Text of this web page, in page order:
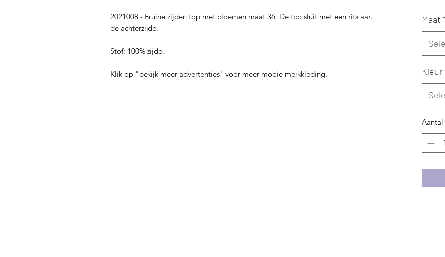
2021008 - Bruine zijden top met bloemen maat 36. De top sluit met een rits aan
de achterzijde.
Stof: 100% zijde.
Klik op "bekijk meer advertenties" voor meer mooie merkkleding.
Maat*
Kleur
Aantal